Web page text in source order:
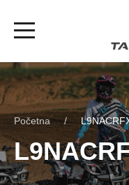
Početna